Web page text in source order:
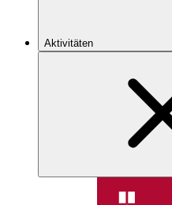
Aktivitäten